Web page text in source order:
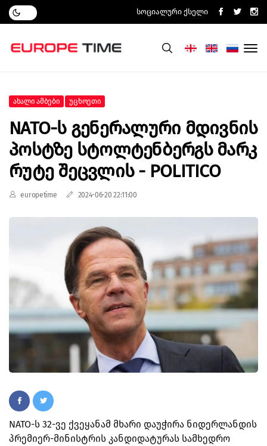
Სოციალური Ქსელი
Ახალი Ამბები Უცხოეთი
NATO-Ს Გენერალური Მდივნის
Პოსტზე Სტოლტენბერგს Მარკ
Რუტე Შეცვლის - POLITICO
europetime 2024-06-20 22:11:00
NATO-ს 32-ვე ქვეყანამ მხარი დაუჭირა ნიდერლანდის
პრემიერ-მინისტრის კანდიდატურას სამხედრო